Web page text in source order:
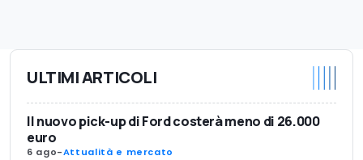
ULTIMI ARTICOLI
Il nuovo pick-up di Ford costerà meno di 26.000
euro
6 ago-Attualità e mercato